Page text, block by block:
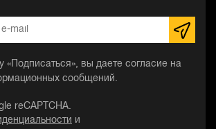
«Подписаться», вы даете согласие на
сообщений.
reCAPTCHA.
и